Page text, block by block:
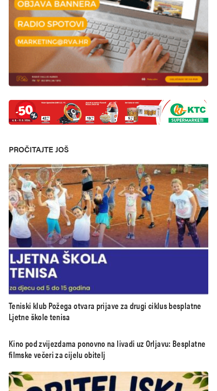
PROČITAJTE JOŠ
Teniski klub Požega otvara prijave za drugi ciklus besplatne
Ljetne škole tenisa
Kino pod zvijezdama ponovno na livadi uz Orljavu: Besplatne
filmske večeri za cijelu obitelj